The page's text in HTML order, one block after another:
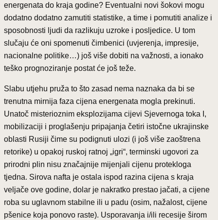
energenata do kraja godine? Eventualni novi šokovi mogu
dodatno dodatno zamutiti statistike, a time i pomutiti analize i
sposobnosti ljudi da razlikuju uzroke i posljedice. U tom
slučaju će oni spomenuti čimbenici (uvjerenja, impresije,
nacionalne politike…) još više dobiti na važnosti, a ionako
teško prognoziranje postat će još teže.
Slabu utjehu pruža to što zasad nema naznaka da bi se
trenutna mirnija faza cijena energenata mogla prekinuti.
Unatoč misterioznim eksplozijama cijevi Sjevernoga toka I,
mobilizaciji i proglašenju pripajanja četiri istočne ukrajinske
oblasti Rusiji čime su podignuti ulozi (i još više zaoštrena
retorike) u opakoj ruskoj ratnoj „igri“, terminski ugovori za
prirodni plin nisu značajnije mijenjali cijenu protekloga
tjedna. Sirova nafta je ostala ispod razina cijena s kraja
veljače ove godine, dolar je nakratko prestao jačati, a cijene
roba su uglavnom stabilne ili u padu (osim, nažalost, cijene
pšenice koja ponovo raste). Usporavanja i/ili recesije širom